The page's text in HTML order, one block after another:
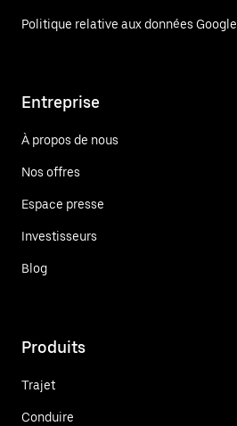
Politique relative aux données Google
Entreprise
À propos de nous
Nos offres
Espace presse
Investisseurs
Blog
Produits
Trajet
Conduire